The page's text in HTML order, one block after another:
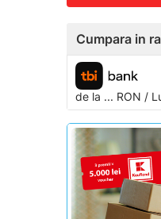
Cumpara in
de la ... RON /